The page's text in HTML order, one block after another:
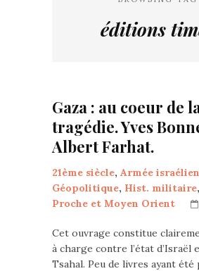
éditions
Gaza : au coeur de
tragédie. Yves
Albert Farhat.
21ème siècle, Armée
Géopolitique, Hist. militaire,
Proche et Moyen Orient
Cet ouvrage constitue
à charge contre l’état d’Israël
Tsahal. Peu de livres ayant été